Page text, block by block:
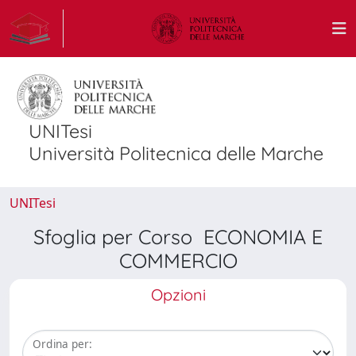
UNITesi
Università Politecnica delle Marche
UNITesi
Sfoglia per Corso ECONOMIA E
COMMERCIO
Opzioni
Ordina per: